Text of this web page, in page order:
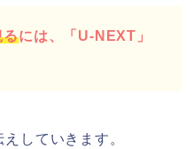
るには、「U-NEXT」
していきます。